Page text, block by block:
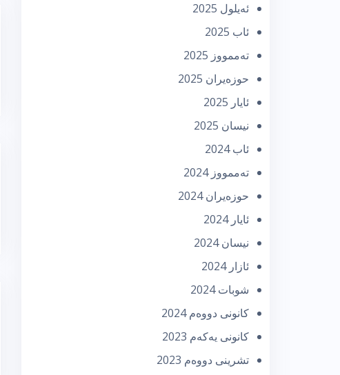
ئه‌یلول 2025
ئاب 2025
تەممووز 2025
حوزه‌یران 2025
ئایار 2025
نیسان 2025
ئاب 2024
تەممووز 2024
حوزه‌یران 2024
ئایار 2024
نیسان 2024
ئازار 2024
شوبات 2024
كانونی دووه‌م 2024
كانونی یه‌كه‌م 2023
تشرینی دووه‌م 2023